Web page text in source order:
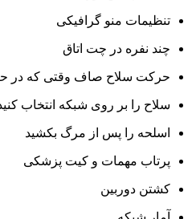
تنظیمات منو گرافیکی
چند نفره در چت اتاق
حرکت سلاح صاف وقتی که در
سلاح را بر روی شبکه انتخاب
اسلحه را پس از مرگ بکشید
پرتاب مهمات و کیت پزشکی
کشتن دوربین